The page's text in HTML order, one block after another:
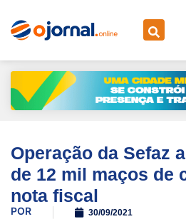
Operação da Sefaz
de 12 mil maços de
nota fiscal
POR 30/09/2021